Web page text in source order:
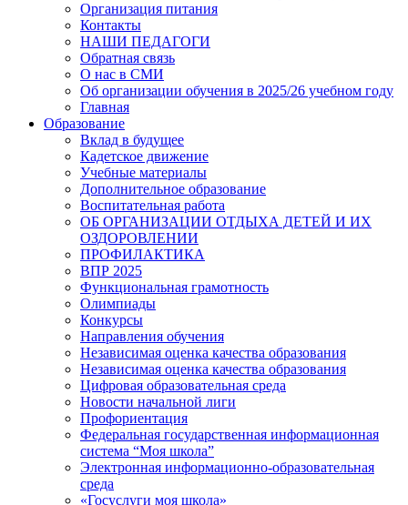
Организация питания
Контакты
НАШИ ПЕДАГОГИ
Обратная связь
О нас в СМИ
Об организации обучения в 2025/26 учебном году
Главная
Образование
Вклад в будущее
Кадетское движение
Учебные материалы
Дополнительное образование
Воспитательная работа
ОБ ОРГАНИЗАЦИИ ОТДЫХА ДЕТЕЙ И ИХ
ОЗДОРОВЛЕНИИ
ПРОФИЛАКТИКА
ВПР 2025
Функциональная грамотность
Олимпиады
Конкурсы
Направления обучения
Независимая оценка качества образования
Независимая оценка качества образования
Цифровая образовательная среда
Новости начальной лиги
Профориентация
Федеральная государственная информационная
система “Моя школа”
Электронная информационно-образовательная
среда
«Госуслуги моя школа»